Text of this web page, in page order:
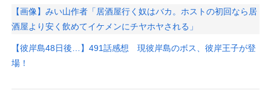
【画像】みい山作者「居酒屋行く奴はバカ。ホストの初回なら居
酒屋より安く飲めてイケメンにチヤホヤされる」
【彼岸島48日後…】491話感想 現彼岸島のボス、彼岸王子が登
場！